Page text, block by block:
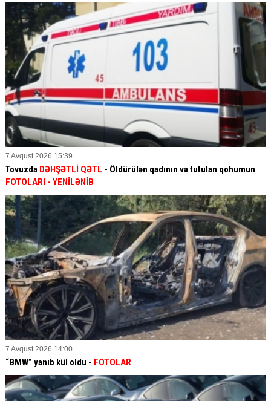
7 Avqust 2026 15:39
Tovuzda DƏHŞƏTLİ QƏTL - Öldürülən qadının və tutulan qohumun
FOTOLARI - YENİLƏNİB
7 Avqust 2026 14:00
“BMW” yanıb kül oldu - FOTOLAR